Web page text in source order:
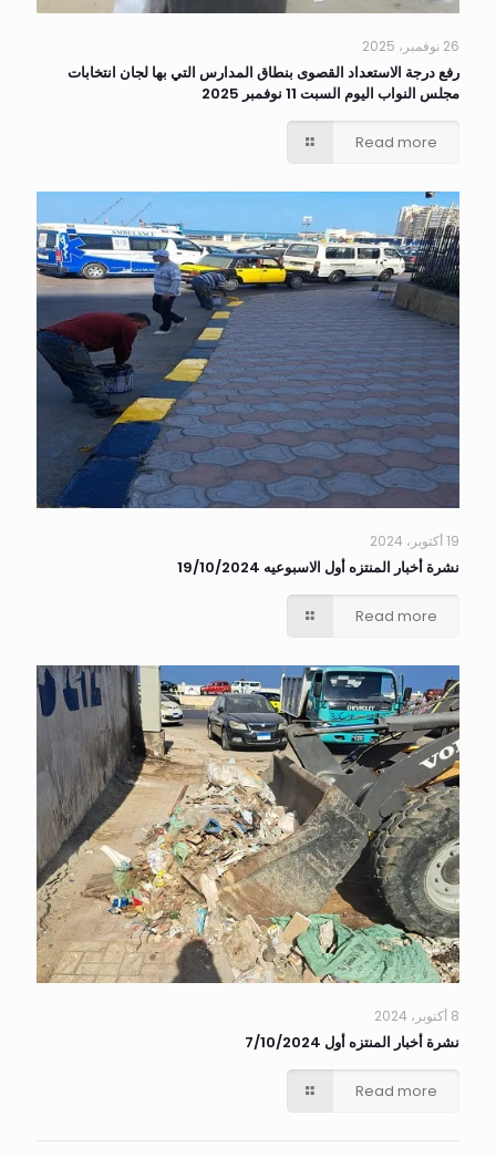
26 نوفمبر، 2025
رفع درجة الاستعداد القصوى بنطاق المدارس التي بها لجان انتخابات
مجلس النواب اليوم السبت 11 نوفمبر 2025
Read more
19 أكتوبر، 2024
نشرة أخبار المنتزه أول الاسبوعيه 19/10/2024
Read more
8 أكتوبر، 2024
نشرة أخبار المنتزه أول 7/10/2024
Read more